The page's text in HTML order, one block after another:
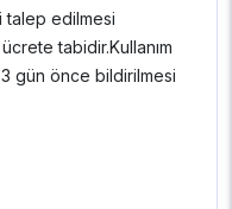
talep edilmesi
tabidir.Kullanım
gün önce bildirilmesi